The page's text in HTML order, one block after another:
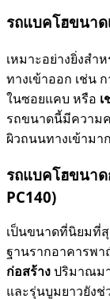
รถแบคโฮขนาด
เหมาะอย่างยิ่งสำ
ทางเข้าออก เช่น
ในซอยแคบ หรือ เ
รถขนาดนี้มีความ
ผิวถนนทางเข้ามา
รถแบคโฮขนาด
PC140)
เป็นขนาดที่นิยมที่
ฐานรากอาคารพ
ก่อสร้าง ปริมาณม
และรุ่นบูมยาวยัง